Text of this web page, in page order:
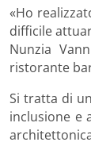
«Ho
difficile
Nunzia
ristorante
Si tratta di
inclusione e